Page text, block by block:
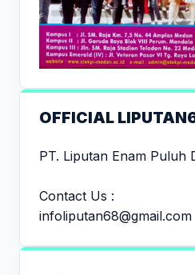
OFFICIAL
PT. Liputan Enam Puluh
Contact Us :
infoliputan68@gmail.com